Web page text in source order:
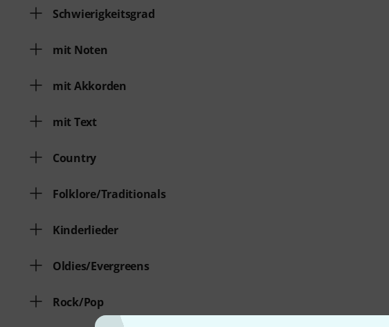
Schwierigkeitsgrad
mit Noten
mit Akkorden
mit Text
Country
Folklore/Traditionals
Kinderlieder
Oldies/Evergreens
Rock/Pop